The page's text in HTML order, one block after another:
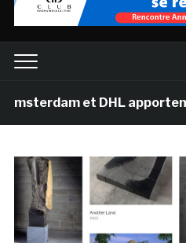
et DHL apportent l’art